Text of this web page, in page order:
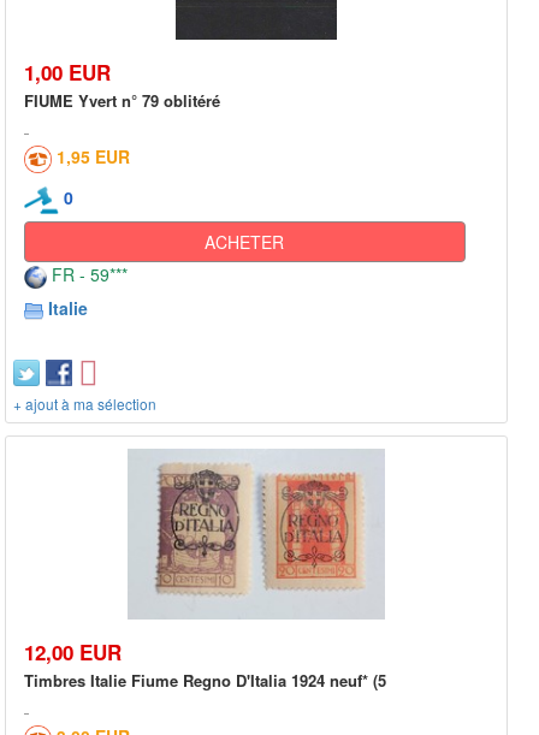
1,00 EUR
FIUME Yvert n° 79 oblitéré
1,95 EUR
0
ACHETER
FR - 59***
Italie
+ ajout à ma sélection
12,00 EUR
Timbres Italie Fiume Regno D'Italia 1924 neuf* (5